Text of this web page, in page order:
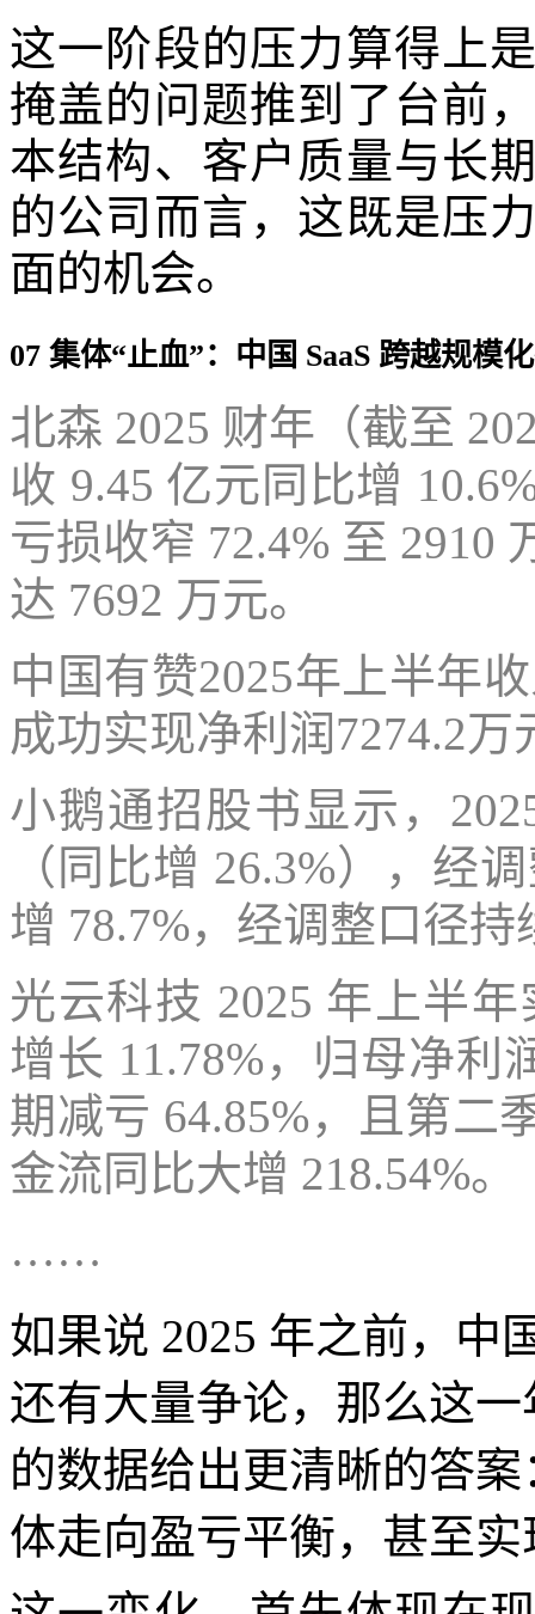
这一阶段的压力算得上
掩盖的问题推到了台前
本结构、客户质量与长
的公司而言，这既是压
面的机会。
07 集体“止血”：中国 SaaS 跨越规模
北森 2025 财年（截至
收 9.45 亿元同比增
亏损收窄 72.4% 至 2910
达 7692 万元。
中国有赞2025年上半年
成功实现净利润7274.2
小鹅通招股书显示，
（同比增 26.3%），经
增 78.7%，经调整口径持
光云科技 2025 年上半
增长 11.78%，归母净利
期减亏 64.85%，且第二
金流同比大增 218.54%。
……
如果说 2025 年之前，中
还有大量争论，那么这
的数据给出更清晰的答
体走向盈亏平衡，甚至